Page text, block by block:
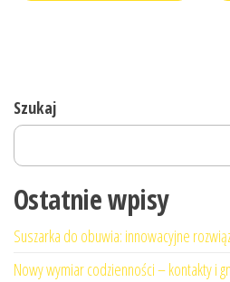
Szukaj
Ostatnie wpisy
Suszarka do obuwia: innowacyjne
Nowy wymiar codzienności – kontakty i